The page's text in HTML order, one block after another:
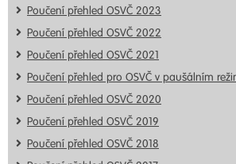
Poučení přehled OSVČ 2023
Poučení přehled OSVČ 2022
Poučení přehled OSVČ 2021
Poučení přehled pro OSVČ v paušálním
Poučení přehled OSVČ 2020
Poučení přehled OSVČ 2019
Poučení přehled OSVČ 2018